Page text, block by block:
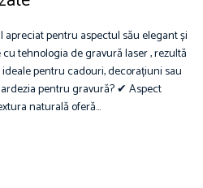
pentru aspectul său elegant și
tehnologia de gravură laser , rezultă
pentru cadouri, decorațiuni sau
pentru gravură? ✔ Aspect
naturală oferă...